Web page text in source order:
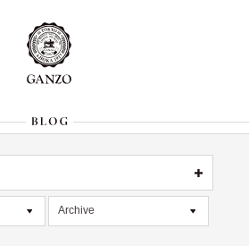
OFFICIAL
Archive